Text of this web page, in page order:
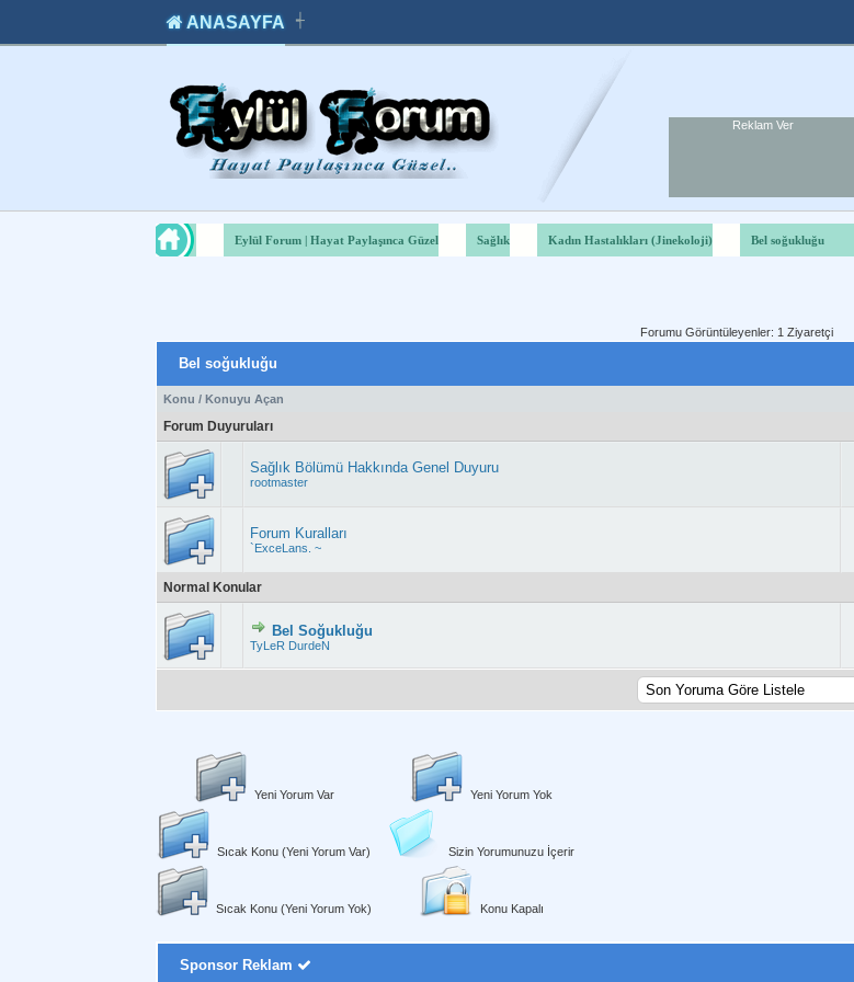
satın
takipçi
ANASAYFA ┽
Reklam Ver
Eylül Forum | Hayat Paylaşınca Güzel Sağlık Kadın Hastalıkları (Jinekoloji) Bel soğukluğu
Forumu Görüntüleyenler: 1 Ziyaretçi
Bel soğukluğu
Konu / Konuyu Açan
Forum Duyuruları
Sağlık Bölümü Hakkında Genel Duyuru
rootmaster
Forum Kuralları
`ExceLans. ~
Normal Konular
Bel Soğukluğu
TyLeR DurdeN
Yeni Yorum Var
Sıcak Konu (Yeni Yorum Var)
Sıcak Konu (Yeni Yorum Yok)
Yeni Yorum Yok
Sizin Yorumunuzu İçerir
Konu Kapalı
Sponsor Reklam